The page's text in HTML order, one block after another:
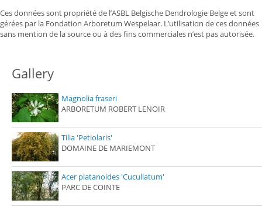
Ces données sont propriété de l’ASBL Belgische Dendrologie Belge et sont
gérées par la Fondation Arboretum Wespelaar. L’utilisation de ces données
sans mention de la source ou à des fins commerciales n’est pas autorisée.
Gallery
Magnolia fraseri
ARBORETUM ROBERT LENOIR
Tilia 'Petiolaris'
DOMAINE DE MARIEMONT
Acer platanoides 'Cucullatum'
PARC DE COINTE